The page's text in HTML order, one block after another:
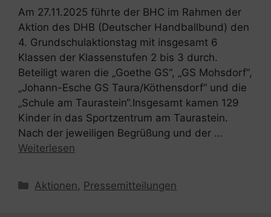
Am 27.11.2025 führte der BHC im Rahmen der
Aktion des DHB (Deutscher Handballbund) den
4. Grundschulaktionstag mit insgesamt 6
Klassen der Klassenstufen 2 bis 3 durch.
Beteiligt waren die „Goethe GS“, „GS Mohsdorf“,
„Johann-Esche GS Taura/Köthensdorf“ und die
„Schule am Taurastein“.Insgesamt kamen 129
Kinder in das Sportzentrum am Taurastein.
Nach der jeweiligen Begrüßung und der …
Weiterlesen
Kategorien
Aktionen, Pressemitteilungen